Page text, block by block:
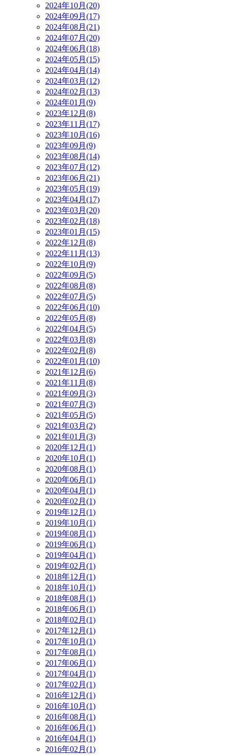
2024年10月(20)
2024年09月(17)
2024年08月(21)
2024年07月(20)
2024年06月(18)
2024年05月(15)
2024年04月(14)
2024年03月(12)
2024年02月(13)
2024年01月(9)
2023年12月(8)
2023年11月(17)
2023年10月(16)
2023年09月(9)
2023年08月(14)
2023年07月(12)
2023年06月(21)
2023年05月(19)
2023年04月(17)
2023年03月(20)
2023年02月(18)
2023年01月(15)
2022年12月(8)
2022年11月(13)
2022年10月(9)
2022年09月(5)
2022年08月(8)
2022年07月(5)
2022年06月(10)
2022年05月(8)
2022年04月(5)
2022年03月(8)
2022年02月(8)
2022年01月(10)
2021年12月(6)
2021年11月(8)
2021年09月(3)
2021年07月(3)
2021年05月(5)
2021年03月(2)
2021年01月(3)
2020年12月(1)
2020年10月(1)
2020年08月(1)
2020年06月(1)
2020年04月(1)
2020年02月(1)
2019年12月(1)
2019年10月(1)
2019年08月(1)
2019年06月(1)
2019年04月(1)
2019年02月(1)
2018年12月(1)
2018年10月(1)
2018年08月(1)
2018年06月(1)
2018年02月(1)
2017年12月(1)
2017年10月(1)
2017年08月(1)
2017年06月(1)
2017年04月(1)
2017年02月(1)
2016年12月(1)
2016年10月(1)
2016年08月(1)
2016年06月(1)
2016年04月(1)
2016年02月(1)